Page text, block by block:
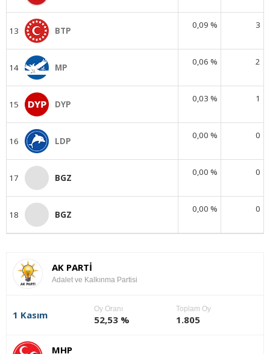
13 BTP
0,09 % 3
14 MP
0,06 % 2
15 DYP
0,03 % 1
16 LDP
0,00 % 0
17 BGZ
0,00 % 0
18 BGZ
0,00 % 0
AK PARTİ
Adalet ve Kalkınma Partisi
1 Kasım
Oy Oranı
52,53 %
Toplam Oy
1.805
MHP